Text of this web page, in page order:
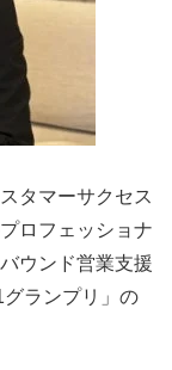
タマーサクセス
ロフェッショナ
ウンド営業支援
ランプリ」の